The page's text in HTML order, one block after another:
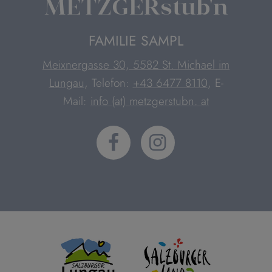
FAMILIE SAMPL
Meixnergasse 30, 5582 St. Michael im
Lungau, Telefon: +43 6477 8110, E-
Mail: info (at) metzgerstubn. at
 